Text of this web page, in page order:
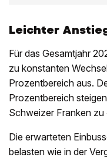
Leichter
Für das Gesamtjahr
zu konstanten
Prozentbereich aus.
Prozentbereich
Schweizer Franken zu
Die erwarteten
belasten wie in der